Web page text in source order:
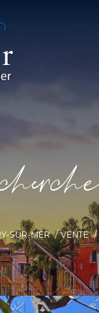
ece
SUR-MER VENTE